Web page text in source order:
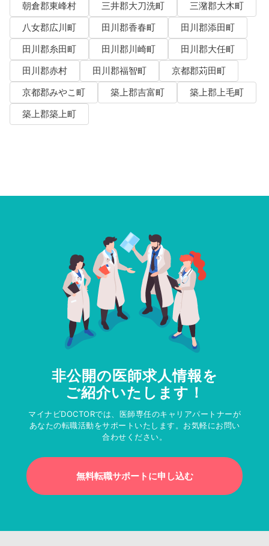
朝倉郡東峰村
三井郡大刀洗町
三潴郡大木町
八女郡広川町
田川郡香春町
田川郡添田町
田川郡糸田町
田川郡川崎町
田川郡大任町
田川郡赤村
田川郡福智町
京都郡苅田町
京都郡みやこ町
築上郡吉富町
築上郡上毛町
築上郡築上町
非公開の医師求人情報を
ご紹介いたします！
マイナビDOCTORでは、医師専任のキャリアパートナーが
あなたの転職活動をサポートいたします。お気軽にお問い
合わせください。
無料転職サポートに申し込む